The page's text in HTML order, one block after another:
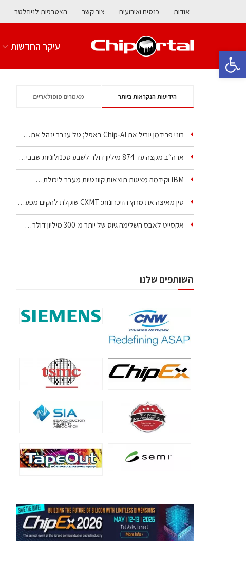
פתח סרגל נגישות
אודות כנסים ואירועים צור קשר הצטרפות לניוזלטר
עיקר החדשות
הידיעות הנקראות ביותר מאמרים פופולאריים
רוני פרידמן יוביל את Chip‑AI באפל; טל ענבר ינהל את…
ארה״ב מקצה עד 874 מיליון דולר לשבע טכנולוגיות שבבים…
IBM וקידמה מציגות תוצאות קוונטיות מעבר ליכולת…
סין מאיצה את מרוץ הזיכרונות: CXMT שוקלת להקים מפעל…
אקסייט לאבס השלימה גיוס של יותר מ־300 מיליון דולר…
השותפים שלנו